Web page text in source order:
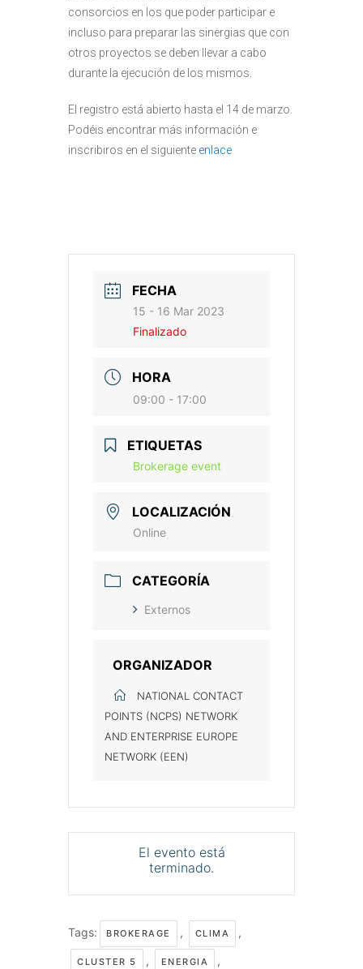
consorcios en los que poder participar e
incluso para preparar las sinergias que con
otros proyectos se deben llevar a cabo
durante la ejecución de los mismos.
El registro está abierto hasta el 14 de marzo.
Podéis encontrar más información e
inscribiros en el siguiente enlace
FECHA
15 - 16 Mar 2023
Finalizado
HORA
09:00 - 17:00
ETIQUETAS
Brokerage event
LOCALIZACIÓN
Online
CATEGORÍA
Externos
ORGANIZADOR
NATIONAL CONTACT
POINTS (NCPS) NETWORK
AND ENTERPRISE EUROPE
NETWORK (EEN)
El evento está
terminado.
Tags: BROKERAGE , CLIMA ,
CLUSTER 5 , ENERGIA ,